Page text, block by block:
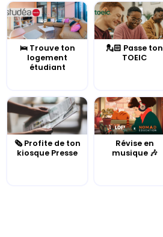
🛌 Trouve ton
logement
étudiant
💂🏻 Passe ton
TOEIC
🗞️ Profite de ton
kiosque Presse
Révise en
musique 🎶